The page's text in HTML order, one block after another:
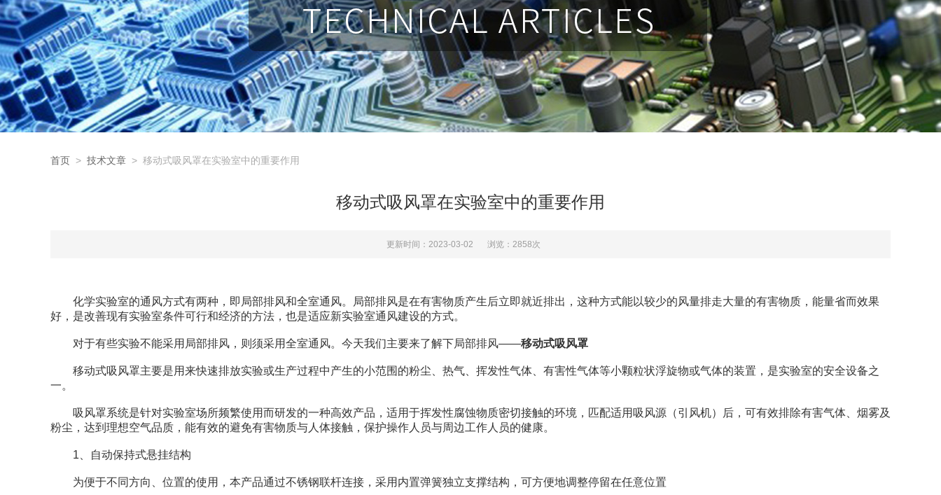
首页 > 技术文章 > 移动式吸风罩在实验室中的重要作用
移动式吸风罩在实验室中的重要作用
更新时间：2023-03-02 浏览：2858次
化学实验室的通风方式有两种，即局部排风和全室通风。局部排风是在有害物质产生后立即就近排出，这种方式能以较少的风量排走大量的有害物质，能量省而效果
好，是改善现有实验室条件可行和经济的方法，也是适应新实验室通风建设的方式。
对于有些实验不能采用局部排风，则须采用全室通风。今天我们主要来了解下局部排风——移动式吸风罩
移动式吸风罩主要是用来快速排放实验或生产过程中产生的小范围的粉尘、热气、挥发性气体、有害性气体等小颗粒状浮旋物或气体的装置，是实验室的安全设备之
一。
吸风罩系统是针对实验室场所频繁使用而研发的一种高效产品，适用于挥发性腐蚀物质密切接触的环境，匹配适用吸风源（引风机）后，可有效排除有害气体、烟雾及
粉尘，达到理想空气品质，能有效的避免有害物质与人体接触，保护操作人员与周边工作人员的健康。
1、自动保持式悬挂结构
为便于不同方向、位置的使用，本产品通过不锈钢联杆连接，采用内置弹簧独立支撑结构，可方便地调整停留在任意位置